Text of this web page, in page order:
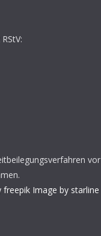
vor
freepik Image by starline